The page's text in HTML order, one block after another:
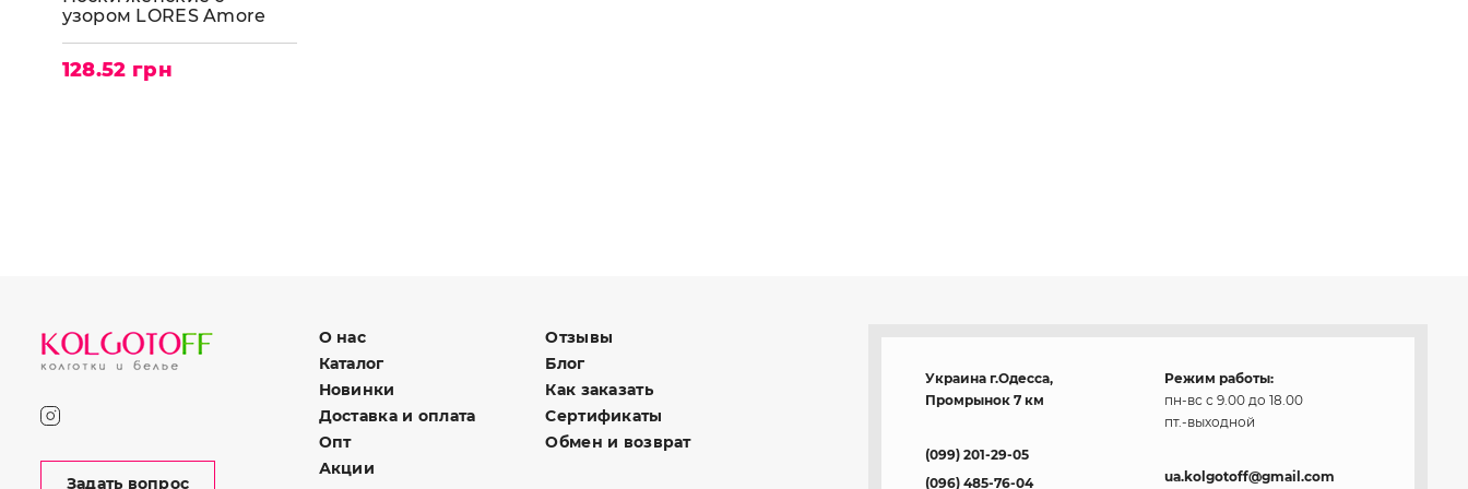
узором LORES Amore
128.52 грн
Задать вопрос
О нас
Каталог
Новинки
Доставка и оплата
Опт
Акции
Отзывы
Блог
Как заказать
Сертификаты
Обмен и возврат
Украина г.Одесса,
Промрынок 7 км
(099) 201-29-05
(096) 485-76-04
Режим работы:
пн-вс с 9.00 до 18.00
пт.-выходной
ua.kolgotoff@gmail.com